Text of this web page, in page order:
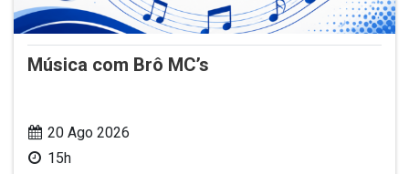
Música com Brô MC’s
20 Ago 2026
15h